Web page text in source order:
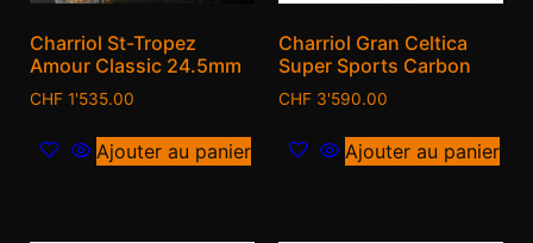
Charriol St-Tropez
Amour Classic 24.5mm
CHF 1'535.00
Ajouter au panier
Charriol Gran Celtica
Super Sports Carbon
CHF 3'590.00
Ajouter au panier